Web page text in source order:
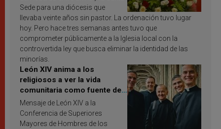
Sede para una diócesis que
llevaba veinte años sin pastor. La ordenación tuvo lugar
hoy. Pero hace tres semanas antes tuvo que
comprometer públicamente a la Iglesia local con la
controvertida ley que busca eliminar la identidad de las
minorías.
León XIV anima a los
religiosos a ver la vida
comunitaria como fuente de
inspiración y santificación
Mensaje de León XIV a la
Conferencia de Superiores
Mayores de Hombres de los